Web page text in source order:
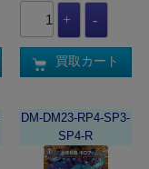
買取カート
DM-DM23-RP4-SP3-
SP4-R